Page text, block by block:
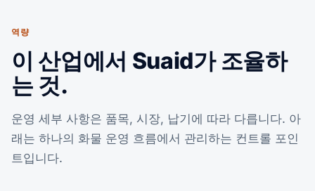
역량
이 산업에서 Suaid가 조율하
는 것.
운영 세부 사항은 품목, 시장, 납기에 따라 다릅니다. 아
래는 하나의 화물 운영 흐름에서 관리하는 컨트롤 포인
트입니다.